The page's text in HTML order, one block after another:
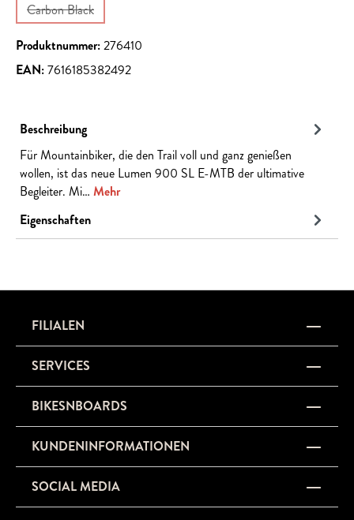
Carbon Black
(Diese Option ist zurzeit nicht verfügbar.)
Produktnummer:276410
EAN:7616185382492
Beschreibung
Für Mountainbiker, die den Trail voll und ganz genießen
wollen, ist das neue Lumen 900 SL E-MTB der ultimative
Begleiter. Mi… Mehr
Eigenschaften
FILIALEN
SERVICES
BIKESNBOARDS
KUNDENINFORMATIONEN
SOCIAL MEDIA